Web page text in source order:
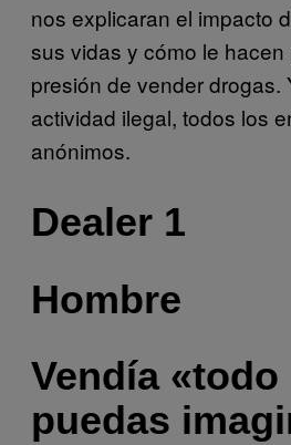
nos explicaran el impacto
sus vidas y cómo le hacen
presión de vender drogas.
actividad ilegal, todos los
anónimos.
Dealer 1
Hombre
Vendía
puedas